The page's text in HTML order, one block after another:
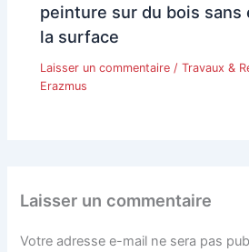
peinture sur du bois sans
la surface
Laisser un commentaire /Travaux &
Erazmus
Laisser un commentaire
Votre adresse e-mail ne sera pas